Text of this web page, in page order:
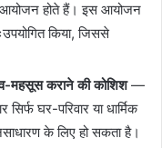
आयोजन होते हैं। इस आयोजन
किया, जिससे
महसूस कराने की कोशिश—
घर-परिवार या धार्मिक
के लिए हो सकता है।